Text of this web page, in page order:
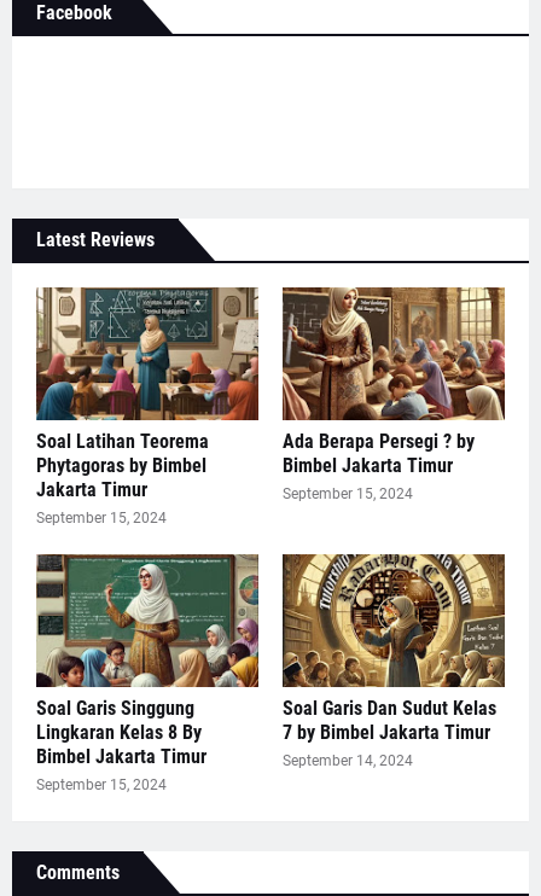
Facebook
Latest Reviews
Soal Latihan Teorema
Phytagoras by Bimbel
Jakarta Timur
September 15, 2024
Ada Berapa Persegi ? by
Bimbel Jakarta Timur
September 15, 2024
Soal Garis Singgung
Lingkaran Kelas 8 By
Bimbel Jakarta Timur
September 15, 2024
Soal Garis Dan Sudut Kelas
7 by Bimbel Jakarta Timur
September 14, 2024
Comments